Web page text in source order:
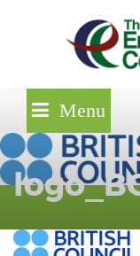
Menu